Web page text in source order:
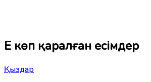
Ең көп қаралған есімдер
Қыздар